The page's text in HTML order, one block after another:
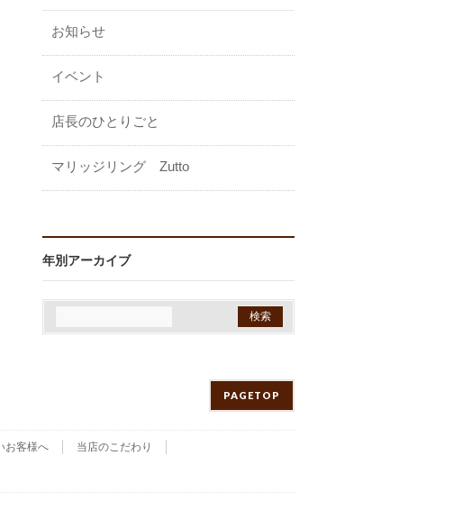
お知らせ
イベント
店長のひとりごと
マリッジリング Zutto
年別アーカイブ
PAGETOP
お客様へ
当店のこだわり